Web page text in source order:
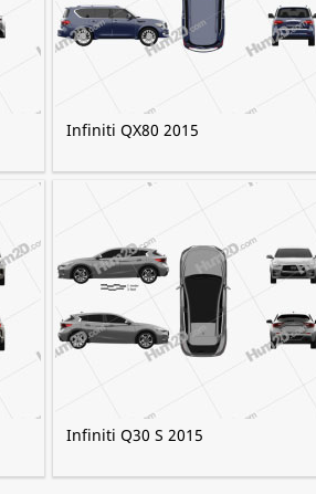
Infiniti QX80 2015
Infiniti Q30 S 2015